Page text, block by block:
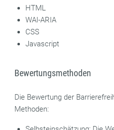
HTML
WAI-ARIA
CSS
Javascript
Bewertungsmethoden
Die Bewertung der
Methoden: